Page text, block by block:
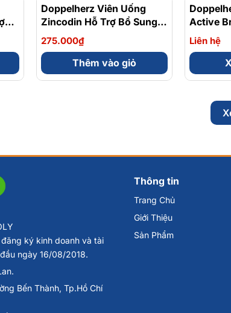
sản phẩm chính hãng 100%, có nguồn gốc rõ
Khu Đô Thị Him Lam, Phường Tân Hưng
311
Doppelherz Viên Uống
Zincodin Hỗ Trợ Bổ Sung
Kẽm, Tăng Cường Sức Đề
Kháng Hộp 30 Viên
275.000₫
Thêm vào giỏ
Active
Cường
Hộp 30
Liên hệ
ký kinh doanh và tài
ngày 16/08/2018.
Bến Thành, Tp.Hồ Chí
Thông tin
Trang Chủ
Giới Thiệu
Sản Phẩm